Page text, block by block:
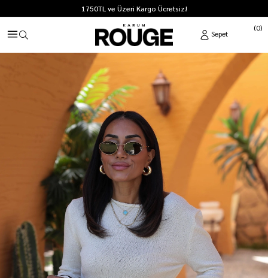
1750TL ve Üzeri Kargo Ücretsiz!
0